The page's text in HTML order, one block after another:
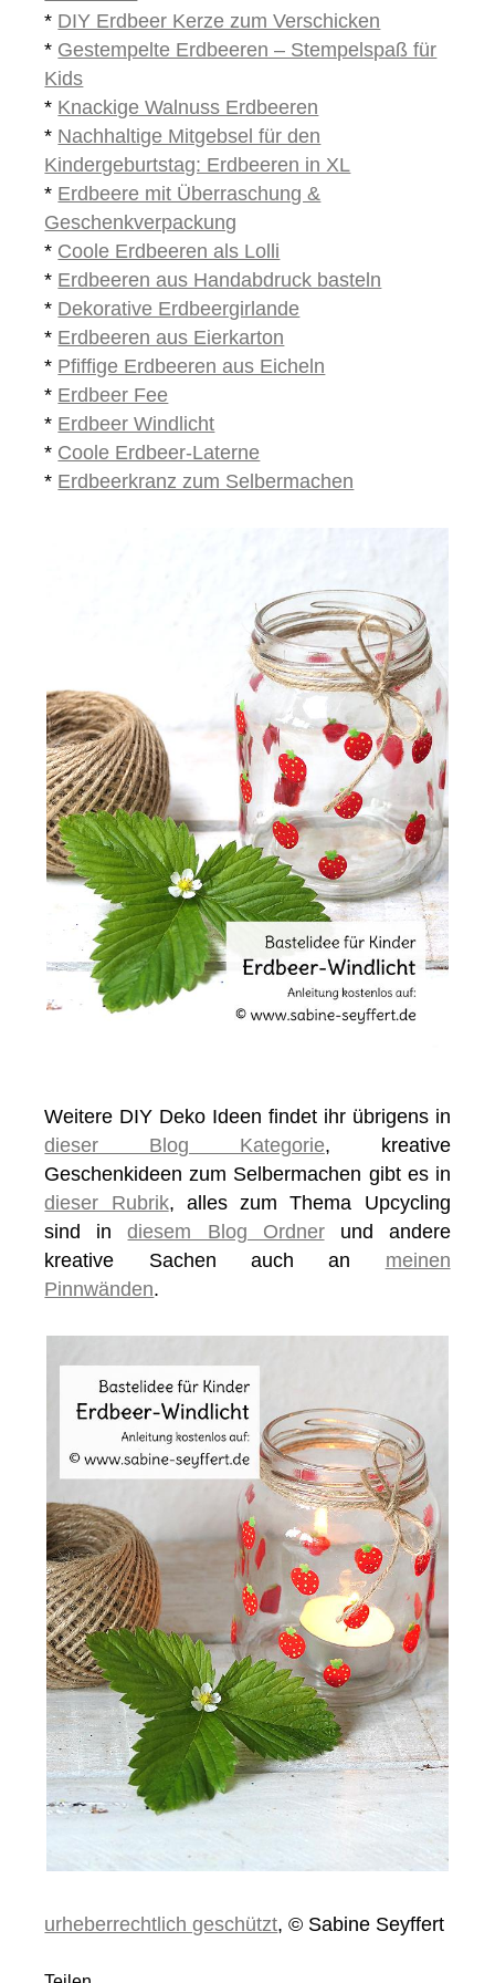
* DIY Erdbeer Kerze zum Verschicken
* Gestempelte Erdbeeren – Stempelspaß für
Kids
* Knackige Walnuss Erdbeeren
* Nachhaltige Mitgebsel für den
Kindergeburtstag: Erdbeeren in XL
* Erdbeere mit Überraschung &
Geschenkverpackung
* Coole Erdbeeren als Lolli
* Erdbeeren aus Handabdruck basteln
* Dekorative Erdbeergirlande
* Erdbeeren aus Eierkarton
* Pfiffige Erdbeeren aus Eicheln
* Erdbeer Fee
* Erdbeer Windlicht
* Coole Erdbeer-Laterne
* Erdbeerkranz zum Selbermachen
Weitere DIY Deko Ideen findet ihr übrigens in
dieser Blog Kategorie, kreative
Geschenkideen zum Selbermachen gibt es in
dieser Rubrik, alles zum Thema Upcycling
sind indiesem Blog Ordnerund andere
kreative Sachen auch an meinen
Pinnwänden.
urheberrechtlich geschützt, © Sabine Seyffert